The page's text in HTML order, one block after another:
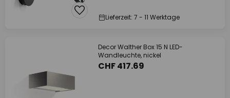
Lieferzeit: 7 - 11 Werktage
Decor Walther Box 15 N LED-
Wandleuchte, nickel
CHF 417.69